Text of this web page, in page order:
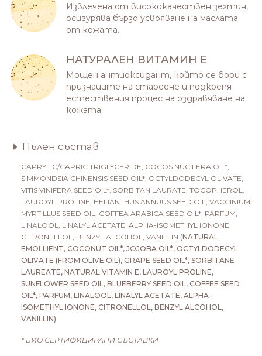
Извлечена от висококачествен зехтин,
осигурява бързо усвояване на маслата
от кожата.
НАТУРАЛЕН ВИТАМИН Е
Мощен антиоксидант, който се бори с
признаците на стареене и подкрепя
естествения процес на оздравяване на
кожата.
Пълен състав
CAPRYLIC/CAPRIC TRIGLYCERIDE, COCOS NUCIFERA OIL*,
SIMMONDSIA CHINENSIS SEED OIL*, OCTYLDODECYL OLIVATE,
VITIS VINIFERA SEED OIL*, SORBITAN LAURATE, TOCOPHEROL,
LAUROYL PROLINE, HELIANTHUS ANNUUS SEED OIL, VACCINIUM
MYRTILLUS SEED OIL, COFFEA ARABICA SEED OIL*, PARFUM,
LINALOOL, LINALYL ACETATE, ALPHA-ISOMETHYL IONONE,
CITRONELLOL, BENZYL ALCOHOL, VANILLIN (NATURAL
EMOLLIENT, COCONUT OIL*, JOJOBA OIL*, OCTYLDODECYL
OLIVATE (FROM OLIVE OIL), GRAPE SEED OIL*, SORBITANE
LAUREATE, NATURAL VITAMIN E, LAUROYL PROLINE,
SUNFLOWER SEED OIL, BLUEBERRY SEED OIL, COFFEE SEED
OIL*, PARFUM, LINALOOL, LINALYL ACETATE, ALPHA-
ISOMETHYL IONONE, CITRONELLOL, BENZYL ALCOHOL,
VANILLIN)
* БИО СЕРТИФИЦИРАНИ СЪСТАВКИ